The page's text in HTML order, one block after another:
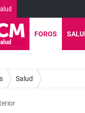
FOROS
Salud